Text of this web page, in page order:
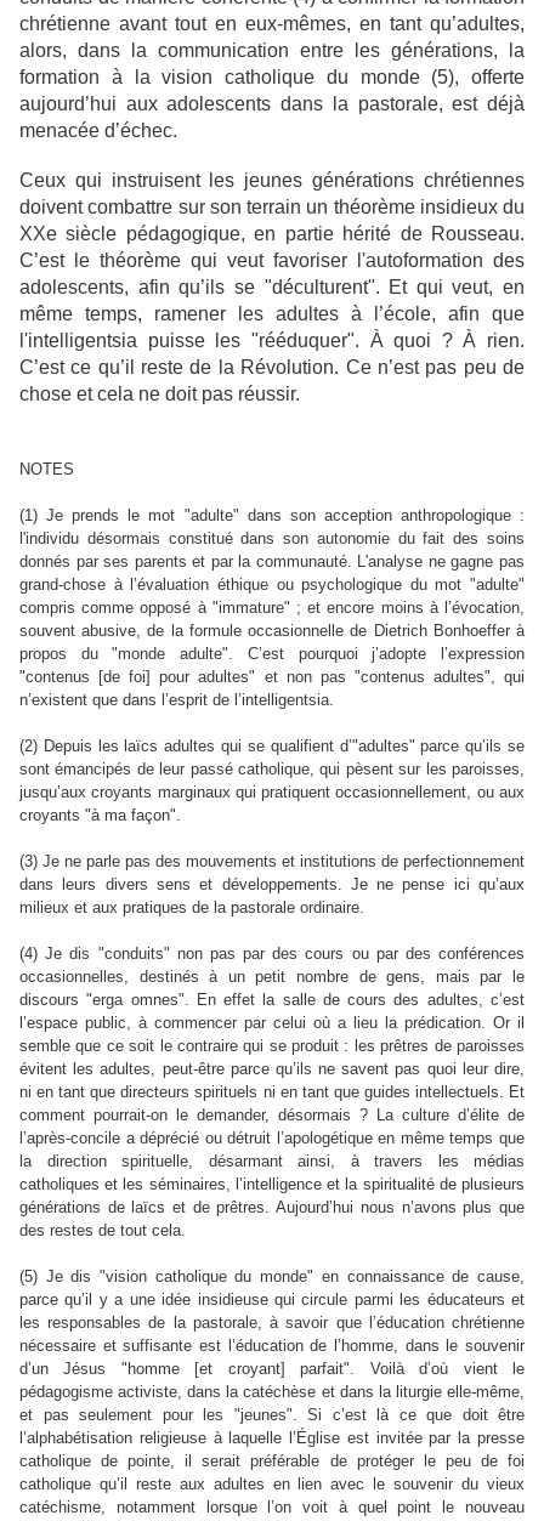
chrétienne avant tout en eux-mêmes, en tant qu’adultes,
alors, dans la communication entre les générations, la
formation à la vision catholique du monde (5), offerte
aujourd’hui aux adolescents dans la pastorale, est déjà
menacée d’échec.
Ceux qui instruisent les jeunes générations chrétiennes
doivent combattre sur son terrain un théorème insidieux du
XXe siècle pédagogique, en partie hérité de Rousseau.
C’est le théorème qui veut favoriser l'autoformation des
adolescents, afin qu’ils se "déculturent". Et qui veut, en
même temps, ramener les adultes à l’école, afin que
l'intelligentsia puisse les "rééduquer". À quoi ? À rien.
C’est ce qu’il reste de la Révolution. Ce n’est pas peu de
chose et cela ne doit pas réussir.
NOTES
(1) Je prends le mot "adulte" dans son acception anthropologique :
l'individu désormais constitué dans son autonomie du fait des soins
donnés par ses parents et par la communauté. L'analyse ne gagne pas
grand-chose à l’évaluation éthique ou psychologique du mot "adulte"
compris comme opposé à "immature" ; et encore moins à l’évocation,
souvent abusive, de la formule occasionnelle de Dietrich Bonhoeffer à
propos du "monde adulte". C’est pourquoi j’adopte l’expression
"contenus [de foi] pour adultes" et non pas "contenus adultes", qui
n’existent que dans l’esprit de l’intelligentsia.
(2) Depuis les laïcs adultes qui se qualifient d’"adultes" parce qu’ils se
sont émancipés de leur passé catholique, qui pèsent sur les paroisses,
jusqu’aux croyants marginaux qui pratiquent occasionnellement, ou aux
croyants "à ma façon".
(3) Je ne parle pas des mouvements et institutions de perfectionnement
dans leurs divers sens et développements. Je ne pense ici qu’aux
milieux et aux pratiques de la pastorale ordinaire.
(4) Je dis "conduits" non pas par des cours ou par des conférences
occasionnelles, destinés à un petit nombre de gens, mais par le
discours "erga omnes". En effet la salle de cours des adultes, c’est
l’espace public, à commencer par celui où a lieu la prédication. Or il
semble que ce soit le contraire qui se produit : les prêtres de paroisses
évitent les adultes, peut-être parce qu’ils ne savent pas quoi leur dire,
ni en tant que directeurs spirituels ni en tant que guides intellectuels. Et
comment pourrait-on le demander, désormais ? La culture d’élite de
l’après-concile a déprécié ou détruit l’apologétique en même temps que
la direction spirituelle, désarmant ainsi, à travers les médias
catholiques et les séminaires, l’intelligence et la spiritualité de plusieurs
générations de laïcs et de prêtres. Aujourd’hui nous n’avons plus que
des restes de tout cela.
(5) Je dis "vision catholique du monde" en connaissance de cause,
parce qu’il y a une idée insidieuse qui circule parmi les éducateurs et
les responsables de la pastorale, à savoir que l’éducation chrétienne
nécessaire et suffisante est l’éducation de l’homme, dans le souvenir
d’un Jésus "homme [et croyant] parfait". Voilà d’où vient le
pédagogisme activiste, dans la catéchèse et dans la liturgie elle-même,
et pas seulement pour les "jeunes". Si c’est là ce que doit être
l’alphabétisation religieuse à laquelle l’Église est invitée par la presse
catholique de pointe, il serait préférable de protéger le peu de foi
catholique qu’il reste aux adultes en lien avec le souvenir du vieux
catéchisme, notamment lorsque l’on voit à quel point le nouveau